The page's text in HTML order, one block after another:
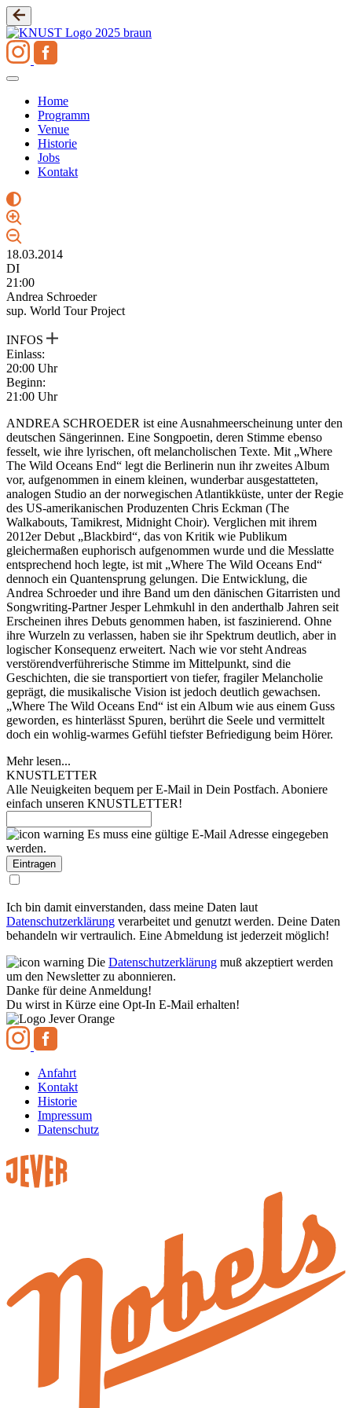
Zum
Inhalt
springen
Home
Programm
Venue
Historie
Jobs
Kontakt
18.03.2014
DI
21:00
Andrea Schroeder
sup. World Tour Project
INFOS
Einlass:
20:00 Uhr
Beginn:
21:00 Uhr
ANDREA SCHROEDER ist eine Ausnahmeerscheinung unter den
deutschen Sängerinnen. Eine Songpoetin, deren Stimme ebenso
fesselt, wie ihre lyrischen, oft melancholischen Texte. Mit „Where
The Wild Oceans End“ legt die Berlinerin nun ihr zweites Album
vor, aufgenommen in einem kleinen, wunderbar ausgestatteten,
analogen Studio an der norwegischen Atlantikküste, unter der Regie
des US-amerikanischen Produzenten Chris Eckman (The
Walkabouts, Tamikrest, Midnight Choir). Verglichen mit ihrem
2012er Debut „Blackbird“, das von Kritik wie Publikum
gleichermaßen euphorisch aufgenommen wurde und die Messlatte
entsprechend hoch legte, ist mit „Where The Wild Oceans End“
dennoch ein Quantensprung gelungen. Die Entwicklung, die
Andrea Schroeder und ihre Band um den dänischen Gitarristen und
Songwriting-Partner Jesper Lehmkuhl in den anderthalb Jahren seit
Erscheinen ihres Debuts genommen haben, ist faszinierend. Ohne
ihre Wurzeln zu verlassen, haben sie ihr Spektrum deutlich, aber in
logischer Konsequenz erweitert. Nach wie vor steht Andreas
verstörendverführerische Stimme im Mittelpunkt, sind die
Geschichten, die sie transportiert von tiefer, fragiler Melancholie
geprägt, die musikalische Vision ist jedoch deutlich gewachsen.
„Where The Wild Oceans End“ ist ein Album wie aus einem Guss
geworden, es hinterlässt Spuren, berührt die Seele und vermittelt
doch ein wohlig-warmes Gefühl tiefster Befriedigung beim Hörer.
Mehr lesen...
KNUSTLETTER
Alle Neuigkeiten bequem per E-Mail in Dein Postfach. Aboniere
einfach unseren KNUSTLETTER!
Es muss eine gültige E-Mail Adresse eingegeben
werden.
Ich bin damit einverstanden, dass meine Daten laut
Datenschutzerklärung verarbeitet und genutzt werden. Deine Daten
behandeln wir vertraulich. Eine Abmeldung ist jederzeit möglich!
Die Datenschutzerklärung muß akzeptiert werden
um den Newsletter zu abonnieren.
Danke für deine Anmeldung!
Du wirst in Kürze eine Opt-In E-Mail erhalten!
Anfahrt
Kontakt
Historie
Impressum
Datenschutz